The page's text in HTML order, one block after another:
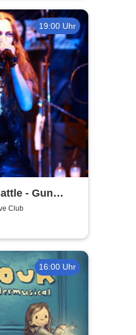
19:00 Uhr
- Gun
+ 1
Club
16:00 Uhr